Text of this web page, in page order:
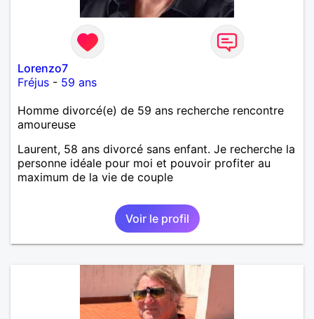
Lorenzo7
Fréjus - 59 ans
Homme divorcé(e) de 59 ans recherche rencontre
amoureuse
Laurent, 58 ans divorcé sans enfant. Je recherche la
personne idéale pour moi et pouvoir profiter au
maximum de la vie de couple
Voir le profil